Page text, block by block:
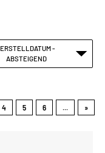
ERSTELLDATUM -
ABSTEIGEND
4 5 6 »